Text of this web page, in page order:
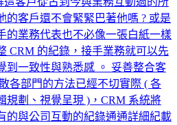
的客戶還不會緊緊巴著他嗎 ? 或是
的業務代表也不必像一張白紙一樣
CRM 的紀錄，接手業務就可以先
到一致性與熟悉感 。 妥善整合客
各部門的方法已經不切實際 ( 各
規劃、視覺呈現 )，CRM 系統將
的與公司互動的紀錄通通詳細紀載